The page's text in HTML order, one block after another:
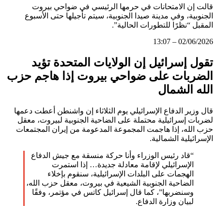
قالت إن الامتحانات في حرمها الرئيسي في ضواحي بيروت
الجنوبية، وفي مدينة صيدا الجنوبية، سيتم تأجيلها حتى الأسبوع
المقبل “نظرًا للتطورات الحالية”.
02/06/2026 – 13:07
تقول إسرائيل إن الولايات المتحدة تؤيد
الضربات على ضواحي بيروت إذا هاجم حزب
الله الشمال
قال وزير الدفاع الإسرائيلي يوم الثلاثاء إن واشنطن أعطت دعمها
لضربات إسرائيلية محتملة على الضاحية الجنوبية لبيروت، معقل
حزب الله، إذا هاجمت المجموعة المدعومة من إيران المجتمعات
الإسرائيلية الشمالية.
“قاد رئيس الوزراء وأنا حركة منسقة مع جيش الدفاع
الإسرائيلي لإقامة معادلة جديدة… إذا استمرت
الهجمات على البلدات الإسرائيلية، سنقوم بإخلاء
الضاحية الجنوبية الشيعية في بيروت، معقل حزب الله،
وسنضربها”، كما قال إسرائيل كاتس في مؤتمر، وفقًا
لبيان وزارة الدفاع.